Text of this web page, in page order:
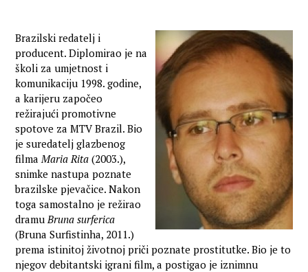
Brazilski redatelj i
producent. Diplomirao je na
školi za umjetnost i
komunikaciju 1998. godine,
a karijeru započeo
režirajući promotivne
spotove za MTV Brazil. Bio
je suredatelj glazbenog
filmaMaria Rita (2003.),
snimke nastupa poznate
brazilske pjevačice. Nakon
toga samostalno je režirao
dramuBruna surferica
(Bruna Surfistinha, 2011.)
prema istinitoj životnoj priči poznate prostitutke. Bio je to
njegov debitantski igrani film, a postigao je iznimnu